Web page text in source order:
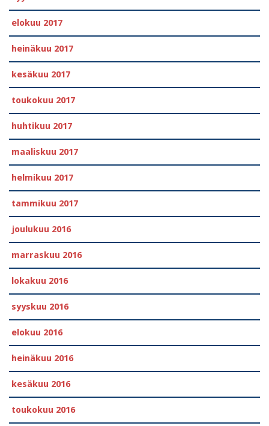
elokuu 2017
heinäkuu 2017
kesäkuu 2017
toukokuu 2017
huhtikuu 2017
maaliskuu 2017
helmikuu 2017
tammikuu 2017
joulukuu 2016
marraskuu 2016
lokakuu 2016
syyskuu 2016
elokuu 2016
heinäkuu 2016
kesäkuu 2016
toukokuu 2016